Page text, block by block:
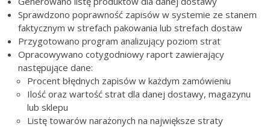
Sprawdzono poprawność zapisów w systemie ze stanem
faktycznym w strefach pakowania lub strefach dostaw
Przygotowano program analizujący poziom strat
Opracowywano cotygodniowy raport zawierający
następujące dane:
Procent błędnych zapisów w każdym zamówieniu
Ilość oraz wartość strat dla danej dostawy, magazynu
lub sklepu
Listę towarów narażonych na największe straty